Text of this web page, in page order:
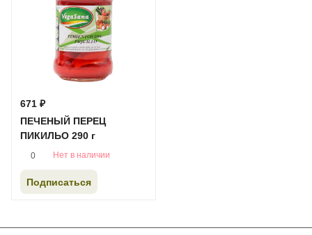
671 ₽
ПЕЧЕНЫЙ ПЕРЕЦ
ПИКИЛЬО 290 г
0 Нет в наличии
Подписаться